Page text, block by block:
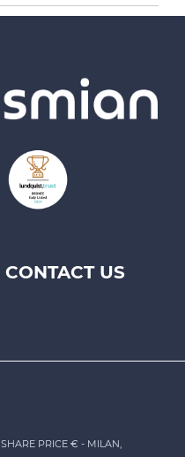
CONTACT US
SHARE PRICE € - MILAN,